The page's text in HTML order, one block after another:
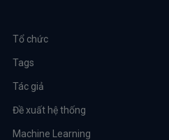
Tổ chức
Tags
Tác giả
Đề xuất hệ thống
Machine Learning